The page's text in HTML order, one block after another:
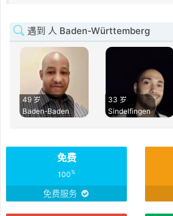
遇到 人 Baden-Württemberg
49 岁
Baden-Baden
33 岁
Sindelfingen
免费
100%
免费服务